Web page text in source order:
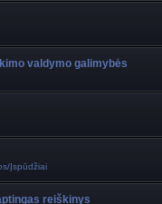
valdymo galimybės
Įspūdžiai
reiškinys